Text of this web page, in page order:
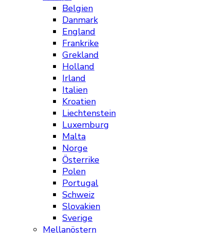
Belgien
Danmark
England
Frankrike
Grekland
Holland
Irland
Italien
Kroatien
Liechtenstein
Luxemburg
Malta
Norge
Österrike
Polen
Portugal
Schweiz
Slovakien
Sverige
Mellanöstern